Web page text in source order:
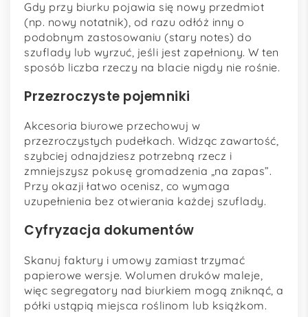
Gdy przy biurku pojawia się nowy przedmiot
(np. nowy notatnik), od razu odłóż inny o
podobnym zastosowaniu (stary notes) do
szuflady lub wyrzuć, jeśli jest zapełniony. W ten
sposób liczba rzeczy na blacie nigdy nie rośnie.
Przezroczyste pojemniki
Akcesoria biurowe przechowuj w
przezroczystych pudełkach. Widząc zawartość,
szybciej odnajdziesz potrzebną rzecz i
zmniejszysz pokusę gromadzenia „na zapas”.
Przy okazji łatwo ocenisz, co wymaga
uzupełnienia bez otwierania każdej szuflady.
Cyfryzacja dokumentów
Skanuj faktury i umowy zamiast trzymać
papierowe wersje. Wolumen druków maleje,
więc segregatory nad biurkiem mogą zniknąć, a
półki ustąpią miejsca roślinom lub książkom.